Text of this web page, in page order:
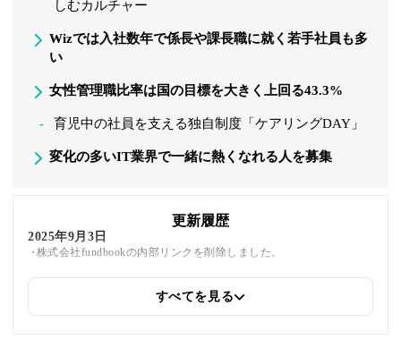
しむカルチャー
Wizでは入社数年で係長や課長職に就く若手社員も多
い
女性管理職比率は国の目標を大きく上回る43.3%
育児中の社員を支える独自制度「ケアリングDAY」
変化の多いIT業界で一緒に熱くなれる人を募集
更新履歴
2025年9月3日
株式会社fundbookの内部リンクを削除しました。
関連企業の紹介を追加しました
すべてを見る